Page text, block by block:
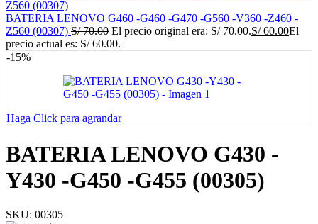
BATERIA LENOVO G460 -G460 -G470 -G560 -V360 -Z460 -
Z560 (00307) S/70.00 El precio original era: S/ 70.00.S/60.00El
precio actual es: S/ 60.00.
-15%
Haga Click para agrandar
BATERIA LENOVO G430 -
Y430 -G450 -G455 (00305)
SKU: 00305